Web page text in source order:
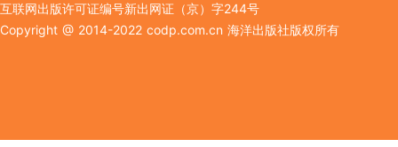
互联网出版许可证编号新出网证（京）字244号
Copyright @ 2014-2022 codp.com.cn 海洋出版社版权所有